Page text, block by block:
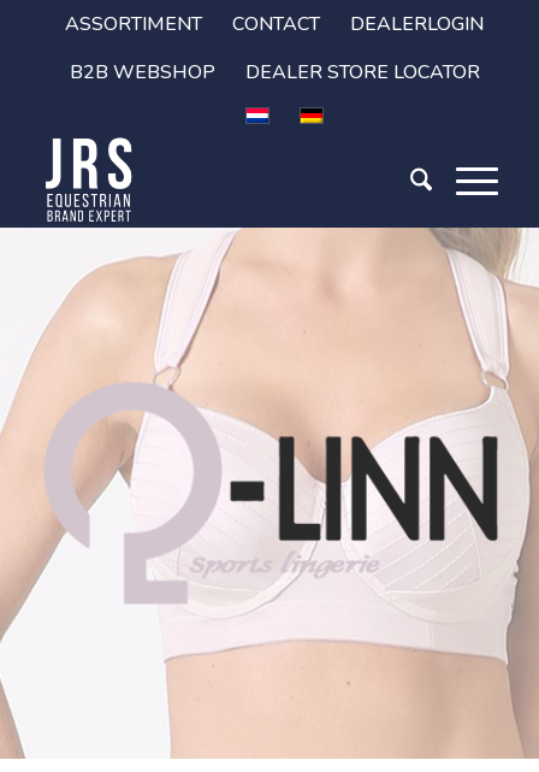
ASSORTIMENT CONTACT
DEALERLOGIN
B2B WEBSHOP
DEALER STORE LOCATOR